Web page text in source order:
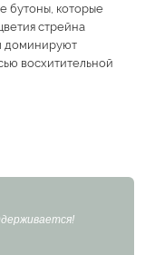
бутоны, которые
стрейна
доминируют
восхитительной